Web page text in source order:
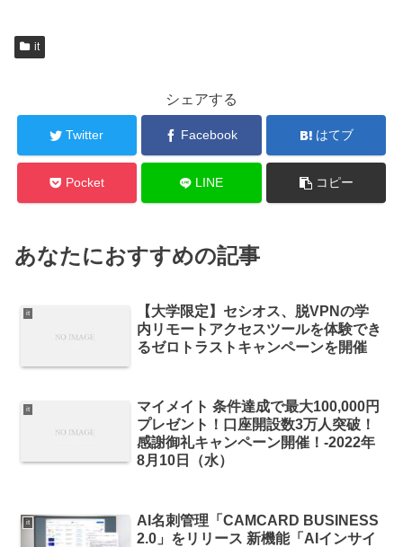
it
シェアする
Twitter Facebook はてブ
Pocket LINE コピー
あなたにおすすめの記事
it
【大学限定】セシオス、脱VPNの学
内リモートアクセスツールを体験でき
るゼロトラストキャンペーンを開催
it
マイメイト 条件達成で最大100,000円
プレゼント！口座開設数3万人突破！
感謝御礼キャンペーン開催！-2022年
8月10日（水）
it
AI名刺管理「CAMCARD BUSINESS
2.0」をリリース 新機能「AIインサイ